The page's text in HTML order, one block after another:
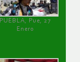
PUEBLA, Pue, 27
Enero